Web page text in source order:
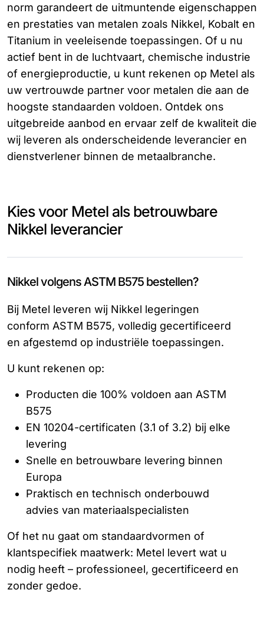
norm garandeert de uitmuntende eigenschappen
en prestaties van metalen zoals Nikkel, Kobalt en
Titanium in veeleisende toepassingen. Of u nu
actief bent in de luchtvaart, chemische industrie
of energieproductie, u kunt rekenen op Metel als
uw vertrouwde partner voor metalen die aan de
hoogste standaarden voldoen. Ontdek ons
uitgebreide aanbod en ervaar zelf de kwaliteit die
wij leveren als onderscheidende leverancier en
dienstverlener binnen de metaalbranche.
Kies voor Metel als betrouwbare
Nikkel leverancier
Nikkel volgens ASTM B575 bestellen?
Bij Metel leveren wij Nikkel legeringen
conform ASTM B575, volledig gecertificeerd
en afgestemd op industriële toepassingen.
U kunt rekenen op:
Producten die 100% voldoen aan ASTM
B575
EN 10204-certificaten (3.1 of 3.2) bij elke
levering
Snelle en betrouwbare levering binnen
Europa
Praktisch en technisch onderbouwd
advies van materiaalspecialisten
Of het nu gaat om standaardvormen of
klantspecifiek maatwerk: Metel levert wat u
nodig heeft – professioneel, gecertificeerd en
zonder gedoe.